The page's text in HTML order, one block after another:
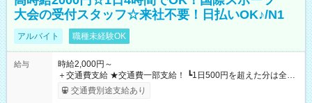
大会の受付スタッフ☆来社不要！日払いOK♪/N1
アルバイト 職種未経験OK
給与
時給2,000円～
＋交通費支給 ★交通費一部支給！ ┗1日500円を超えた分は全額
支給！ ※往復500円以内の方は自己負担となります ★日払い
OK！（規定あり） ┗働いたその日に現金GET♪ お仕事後はコン
交通費別途支給あり